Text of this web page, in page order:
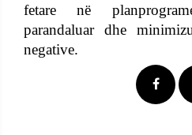
fetare në
parandaluar dhe
negative.